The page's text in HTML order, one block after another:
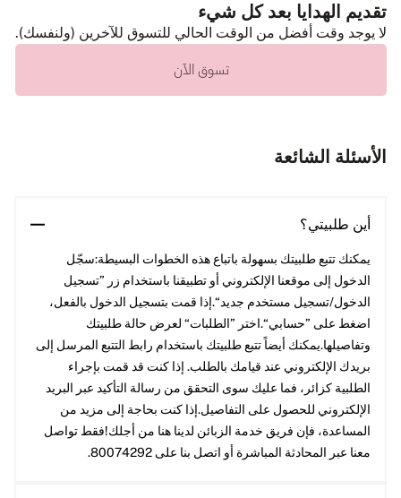
تقديم الهدايا بعد كل شيء
لا يوجد وقت أفضل من الوقت الحالي للتسوق للآخرين (ولنفسك).
تسوق الآن
الأسئلة الشائعة
أين طلبيتي؟
يمكنك تتبع طلبيتك بسهولة باتباع هذه الخطوات البسيطة:سجّل
الدخول إلى موقعنا الإلكتروني أو تطبيقنا باستخدام زر ”تسجيل
الدخول/تسجيل مستخدم جديد“.إذا قمت بتسجيل الدخول بالفعل،
اضغط على ”حسابي“.اختر ”الطلبات“ لعرض حالة طلبيتك
وتفاصيلها.يمكنك أيضاً تتبع طلبيتك باستخدام رابط التتبع المرسل إلى
بريدك الإلكتروني عند قيامك بالطلب. إذا كنت قد قمت بإجراء
الطلبية كزائر، فما عليك سوى التحقق من رسالة التأكيد عبر البريد
الإلكتروني للحصول على التفاصيل.إذا كنت بحاجة إلى مزيد من
المساعدة، فإن فريق خدمة الزبائن لدينا هنا من أجلك!فقط تواصل
معنا عبر المحادثة المباشرة أو اتصل بنا على 80074292.